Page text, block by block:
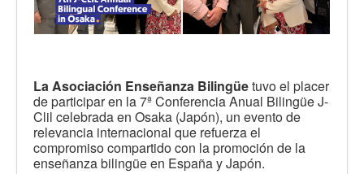
La Asociación Enseñanza Bilingüetuvo el placer
de participar en la 7ª Conferencia Anual Bilingüe J-
Clil celebrada en Osaka (Japón), un evento de
relevancia internacional que refuerza el
compromiso compartido con la promoción de la
enseñanza bilingüe en España y Japón.